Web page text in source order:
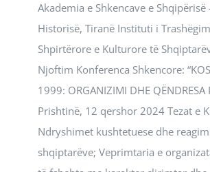
Akademia e Shkencave e
Historisë, Tiranë Instituti i
Shpirtërore e Kulturore të
Njoftim Konferenca Shkencore:
1999: ORGANIZIMI DHE QËNDRESA
Prishtinë, 12 qershor 2024 Tezat e
Ndryshimet kushtetuese dhe
shqiptarëve; Veprimtaria e